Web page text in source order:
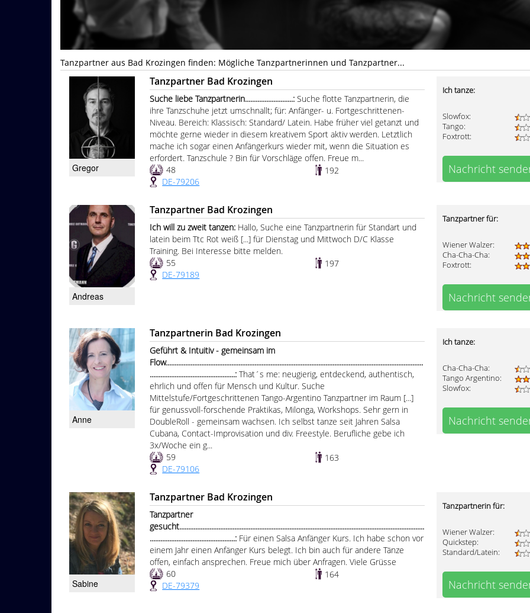
Tanzpartner aus Bad Krozingen finden: Mögliche Tanzpartnerinnen und Tanzpartner...
Gregor
Tanzpartner Bad Krozingen
Suche liebe Tanzpartnerin...........................:Suche flotte Tanzpartnerin, die
ihre Tanzschuhe jetzt umschnallt; für: Anfänger- u. Fortgeschrittenen-
Niveau. Bereich: Klassisch: Standard/ Latein. Habe früher viel getanzt und
möchte gerne wieder in diesem kreativem Sport aktiv werden. Letztlich
mache ich sogar einen Anfängerkurs wieder mit, wenn die Situation es
erfordert. Tanzschule ? Bin für Vorschläge offen. Freue m...
48
192
DE-79206
Ich tanze:
Slowfox:
Tango:
Foxtrott:
Nachricht
Andreas
Tanzpartner Bad Krozingen
Ich will zu zweit tanzen: Hallo, Suche eine Tanzpartnerin für Standart und
latein beim Ttc Rot weiß [...] für Dienstag und Mittwoch D/C Klasse
Training. Bei Interesse bitte melden.
55
197
DE-79189
Tanzpartner für:
Wiener Walzer:
Cha-Cha-Cha:
Foxtrott:
Nachricht
Anne
Tanzpartnerin Bad Krozingen
Geführt & Intuitiv - gemeinsam im
Flow.................................................................................................................................................
................................................:That´s me: neugierig, entdeckend, authentisch,
ehrlich und offen für Mensch und Kultur. Suche
Mittelstufe/Fortgeschrittenen Tango-Argentino Tanzpartner im Raum [...]
für genussvoll-forschende Praktikas, Milonga, Workshops. Sehr gern in
DoubleRoll - gemeinsam wachsen. Ich selbst tanze seit Jahren Salsa
Cubana, Contact-Improvisation und div. Freestyle. Berufliche gebe ich
3x/Woche ein g...
59
163
DE-79106
Ich tanze:
Cha-Cha-Cha:
Tango Argentino:
Slowfox:
Nachricht
Sabine
Tanzpartner Bad Krozingen
Tanzpartner
gesucht..........................................................................................................................................
................................................: Für einen Salsa Anfänger Kurs. Ich habe schon vor
einem Jahr einen Anfänger Kurs belegt. Ich bin auch für andere Tänze
offen, einfach ansprechen. Freue mich über Anfragen. Viele Grüsse
60
164
DE-79379
Tanzpartnerin für:
Wiener Walzer:
Quickstep:
Standard/Latein:
Nachricht